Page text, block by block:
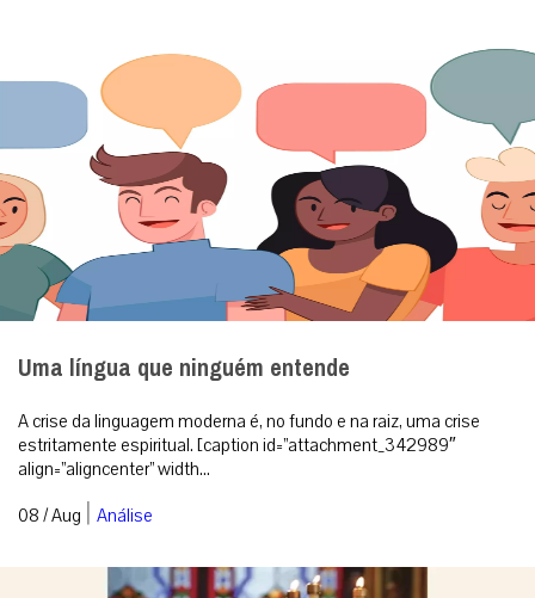
Uma língua que ninguém entende
A crise da linguagem moderna é, no fundo e na raiz, uma crise
estritamente espiritual. [caption id=”attachment_342989″
align=”aligncenter” width...
08 / Aug | Análise